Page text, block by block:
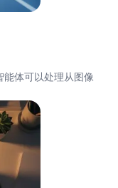
能体可以处理从图像